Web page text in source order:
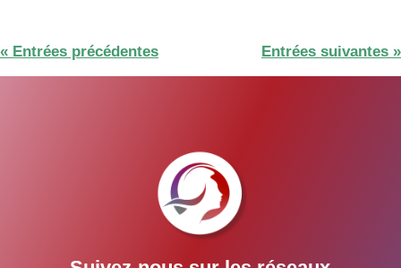
« Entrées précédentes Entrées suivantes »